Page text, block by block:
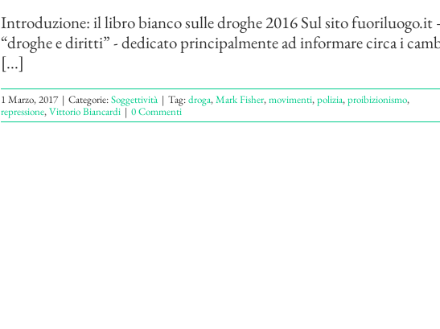
Introduzione: il libro bianco sulle droghe 2016 Sul sito
“droghe e diritti” - dedicato principalmente ad informare circa i
[...]
1 Marzo, 2017 | Categorie:Soggettività | Tag:droga,Mark Fisher,movimenti,polizia,proibizionismo,
repressione,Vittorio Biancardi | 0 Commenti